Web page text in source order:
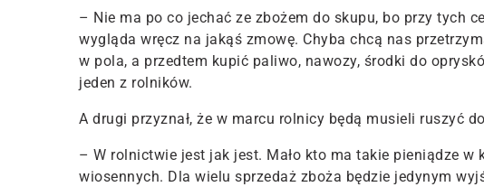
– Nie ma po co jechać ze zbożem do skupu, bo przy tych
wygląda wręcz na jakąś zmowę. Chyba chcą nas
w pola, a przedtem kupić paliwo, nawozy, środki do
jeden z rolników.
A drugi przyznał, że w marcu rolnicy będą musieli ruszyć
– W rolnictwie jest jak jest. Mało kto ma takie pieniądze w
wiosennych. Dla wielu sprzedaż zboża będzie jedynym